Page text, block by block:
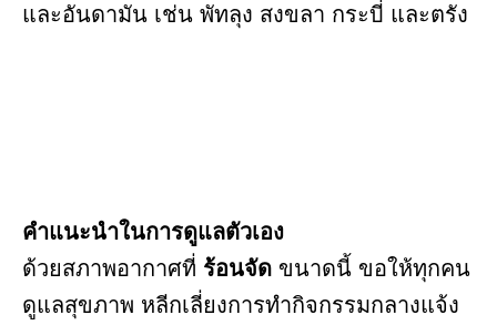
และอันดามัน เช่น พัทลุง สงขลา กระบี่ และตรัง
คำแนะนำในการดูแลตัวเอง
ด้วยสภาพอากาศที่ ร้อนจัด ขนาดนี้ ขอให้ทุกคน
ดูแลสุขภาพ หลีกเลี่ยงการทำกิจกรรมกลางแจ้ง